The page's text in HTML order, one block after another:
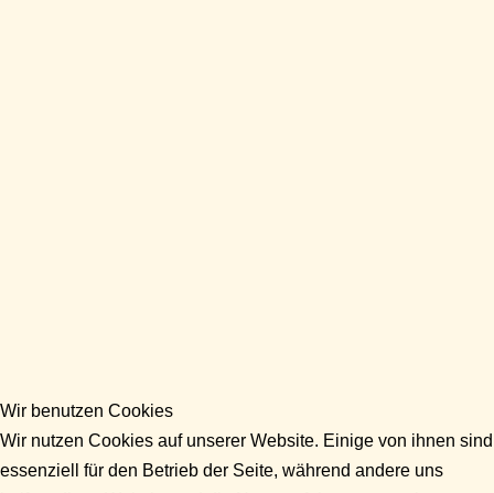
Wir benutzen Cookies
Wir nutzen Cookies auf unserer Website. Einige von ihnen sind
essenziell für den Betrieb der Seite, während andere uns